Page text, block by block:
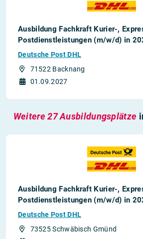
Ausbildung Fachkraft Kurier-,
Postdienstleistungen (m/w/d) in
Deutsche Post DHL
71522 Backnang
01.09.2027
Weitere 27 Ausbildungsplätze
Ausbildung Fachkraft Kurier-,
Postdienstleistungen (m/w/d) in
Deutsche Post DHL
73525 Schwäbisch Gmünd